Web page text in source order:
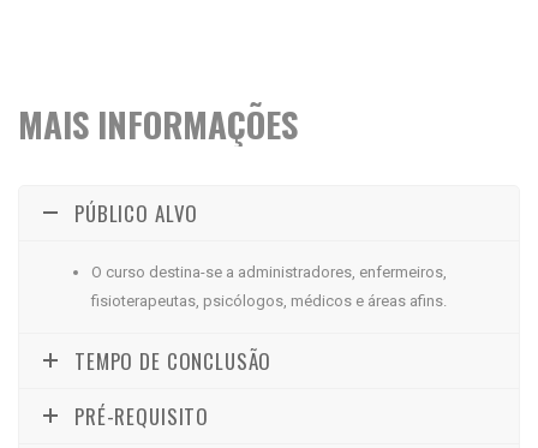
MAIS INFORMAÇÕES
PÚBLICO ALVO
O curso destina-se a administradores, enfermeiros,
fisioterapeutas, psicólogos, médicos e áreas afins.
TEMPO DE CONCLUSÃO
PRÉ-REQUISITO